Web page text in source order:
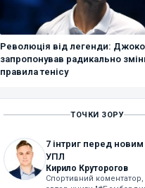
Революція від легенди:
запропонував радикально
правила тенісу
ТОЧКИ ЗОРУ
7 інтриг перед
УПЛ
Кирило Круторогов
Спортивний коментатор,